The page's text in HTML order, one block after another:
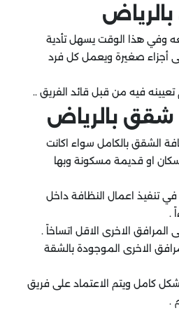
وفي هذا الوقت يسهل تأدية
أجزاء صغيرة ويعمل كل فرد
فيه من قبل قائد الفريق ..
بالرياض
الشقق بالكامل سواء اكانت
او قديمة مسكونة وبها
تنفيذ اعمال النظافة داخل
.
المرافق الاخرى الاقل اتساخاً .
الاخرى الموجودة بالشقة
بشكل كامل ويتم الاعتماد على فريق
.